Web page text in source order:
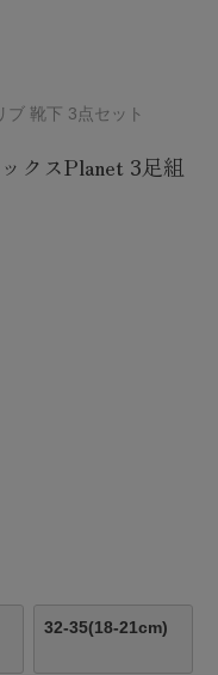
靴下 3点セット
クスPlanet 3足組
32-35(18-21cm)